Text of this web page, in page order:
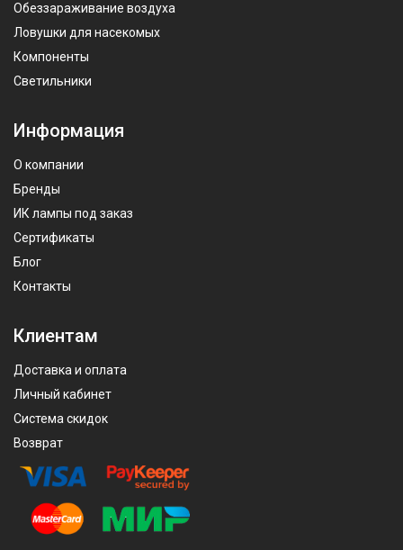
Обеззараживание воздуха
Ловушки для насекомых
Компоненты
Светильники
Информация
О компании
Бренды
ИК лампы под заказ
Сертификаты
Блог
Контакты
Клиентам
Доставка и оплата
Личный кабинет
Система скидок
Возврат